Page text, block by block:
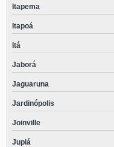
Itapema
Itapoá
Itá
Jaborá
Jaguaruna
Jardinópolis
Joinville
Jupiá